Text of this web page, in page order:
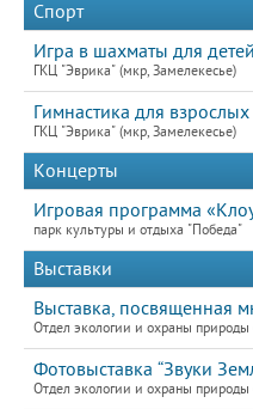
Спорт
Игра в шахматы для
ГКЦ "Эврика" (мкр, Замелекесье)
Гимнастика для
ГКЦ "Эврика" (мкр, Замелекесье)
Концерты
Игровая программа
парк культуры и отдыха "Победа"
Выставки
Выставка, посвященная
Отдел экологии и охраны
Фотовыставка “Звуки
Отдел экологии и охраны